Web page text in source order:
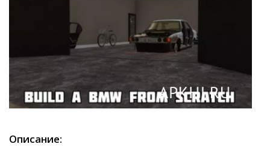
Описание: